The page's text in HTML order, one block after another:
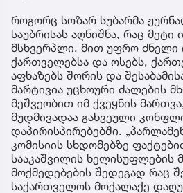
როგორც სოზარ სუბარმა
საუბრისას აღნიშნა, რაც მეტი
მსხვერპლი, მით უფრო ძნელი
ქართველებსა და ოსებს,
აფხაზებს შორის და
მარტივია უცხოური ძალების
მეშვეობით იმ ქვეყნის
მუდმივადაა გახვეული
დაპირისპირებებში.
კომისიის სხდომებზე
სააკაშვილის ხელისუფლების
მოქმედებების შედეგად რაც
საქართველოს მოქალაქე